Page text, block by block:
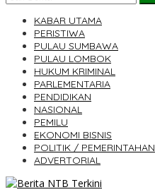
KABAR UTAMA
PERISTIWA
PULAU SUMBAWA
PULAU LOMBOK
HUKUM KRIMINAL
PARLEMENTARIA
PENDIDIKAN
NASIONAL
PEMILU
EKONOMI BISNIS
POLITIK / PEMERINTAHAN
ADVERTORIAL